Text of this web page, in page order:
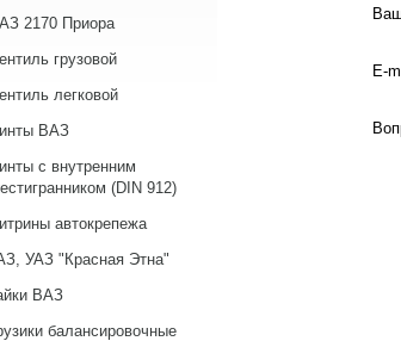
2170 Приора
грузовой
легковой
ВАЗ
с внутренним
(DIN 912)
автокрепежа
УАЗ "Красная Этна"
ВАЗ
балансировочные
E-